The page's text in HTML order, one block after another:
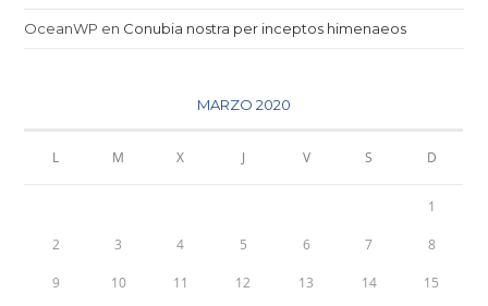
OceanWP en Conubia nostra per inceptos himenaeos
MARZO 2020
L M X J V S D
1
2 3 4 5 6 7 8
9 10 11 12 13 14 15